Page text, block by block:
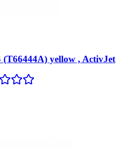
yellow , ActivJet